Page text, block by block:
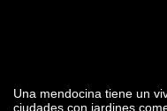
Una mendocina tiene un
ciudades con jardines